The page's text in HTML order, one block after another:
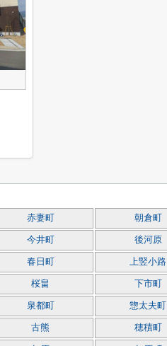
赤妻町 朝倉町
今井町 後河原
春日町 上竪小路
桜畠 下市町
泉都町 惣太夫町
古熊 穂積町